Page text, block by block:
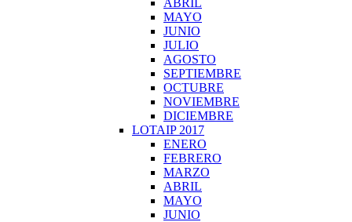
ABRIL
MAYO
JUNIO
JULIO
AGOSTO
SEPTIEMBRE
OCTUBRE
NOVIEMBRE
DICIEMBRE
LOTAIP 2017
ENERO
FEBRERO
MARZO
ABRIL
MAYO
JUNIO